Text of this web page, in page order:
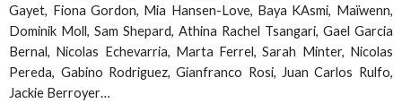
Gayet, Fiona Gordon, Mia Hansen-Love, Baya KAsmi, Maïwenn,
Dominik Moll, Sam Shepard, Athina Rachel Tsangari, Gael Garcia
Bernal, Nicolas Echevarria, Marta Ferrel, Sarah Minter, Nicolas
Pereda, Gabino Rodriguez, Gianfranco Rosi, Juan Carlos Rulfo,
Jackie Berroyer…